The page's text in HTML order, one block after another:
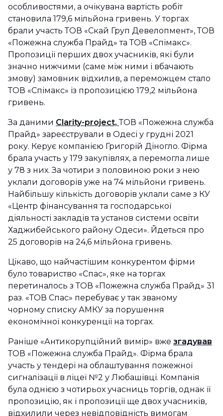
особливостями, а очікувана вартість робіт
становила 179,6 мільйона гривень. У торгах
брали участь ТОВ «Скай Груп Девелопмент», ТОВ
«Пожежна служба Прайд» та ТОВ «Спімакс».
Пропозиції перших двох учасників, які були
значно нижчими (саме між ними і вбачають
змову) замовник відхилив, а переможцем стало
ТОВ «Спімакс» із пропозицією 179,2 мільйона
гривень.
За даними Clarity-project,ТОВ «Пожежна служба
Прайд» зареєстрували в Одесі у грудні 2021
року. Керує компанією Григорій Діногло. Фірма
брала участь у 179 закупівлях, а перемогла лише
у 78 з них. За чотири з половиною роки з нею
уклали договорів уже на 74 мільйони гривень.
Найбільшу кількість договорів уклали саме з КУ
«Центр фінансування та господарської
діяльності закладів та установ системи освіти
Хаджибейського району Одеси». Йдеться про
25 договорів на 24,6 мільйона гривень.
Цікаво, що найчастішим конкурентом фірми
було товариство «Спас», яке на торгах
перетиналось з ТОВ «Пожежна служба Прайд» 31
раз. «ТОВ Спас» перебуває у так званому
чорному списку АМКУ за порушення
економічної конкуренції на торгах.
Раніше «Антикорупційний вимір» вже згадував
ТОВ «Пожежна служба Прайд». Фірма брала
участь у тендері на облаштування пожежної
сигналізації в ліцеї №2 у Любашівці. Компанія
була однією з чотирьох учасниць торгів, однак її
пропозицію, як і пропозиції ще двох учасників,
відхилили через невідповідність вимогам